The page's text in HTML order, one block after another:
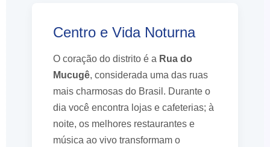
Centro e Vida Noturna
O coração do distrito é a Rua do
Mucugê, considerada uma das ruas
mais charmosas do Brasil. Durante o
dia você encontra lojas e cafeterias; à
noite, os melhores restaurantes e
música ao vivo transformam o